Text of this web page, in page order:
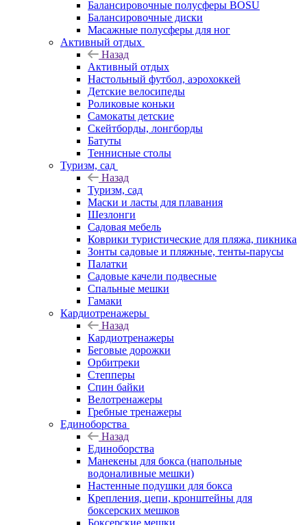
Балансировочные полусферы BOSU
Балансировочные диски
Масажные полусферы для ног
Активный отдых
Назад
Активный отдых
Настольный футбол, аэрохоккей
Детские велосипеды
Роликовые коньки
Самокаты детские
Скейтборды, лонгборды
Батуты
Теннисные столы
Туризм, сад
Назад
Туризм, сад
Маски и ласты для плавания
Шезлонги
Садовая мебель
Коврики туристические для пляжа, пикника
Зонты садовые и пляжные, тенты-парусы
Палатки
Садовые качели подвесные
Спальные мешки
Гамаки
Кардиотренажеры
Назад
Кардиотренажеры
Беговые дорожки
Орбитреки
Степперы
Спин байки
Велотренажеры
Гребные тренажеры
Единоборства
Назад
Единоборства
Манекены для бокса (напольные
водоналивные мешки)
Настенные подушки для бокса
Крепления, цепи, кронштейны для
боксерских мешков
Боксерские мешки